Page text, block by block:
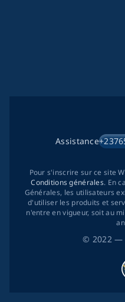
© 2022—
Assistance
Pour s'inscrire sur ce site
Conditions générales. En
Générales, les utilisateurs
d'utiliser les produits et
n'entre en vigueur, soit au